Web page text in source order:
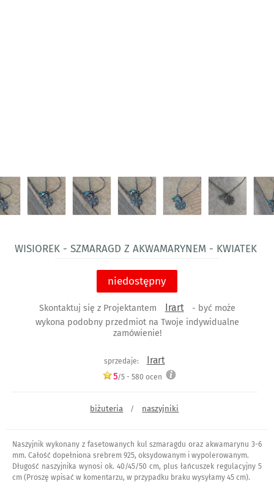
Wisiorek - szmaragd z akwamarynem - kwiatek
niedostępny
Skontaktuj się z Projektantem Irart
- być może
wykona podobny przedmiot na Twoje indywidualne
zamówienie!
sprzedaje: Irart
5/5 - 580 ocen
biżuteria / naszyjniki
Naszyjnik wykonany z fasetowanych kul szmaragdu oraz akwamarynu 3-6
mm. Całość dopełniona srebrem 925, oksydowanym i wypolerowanym.
Długość naszyjnika wynosi ok. 40/45/50 cm, plus łańcuszek regulacyjny 5
cm (Proszę wpisać w komentarzu, w przypadku braku wysyłamy 45 cm).